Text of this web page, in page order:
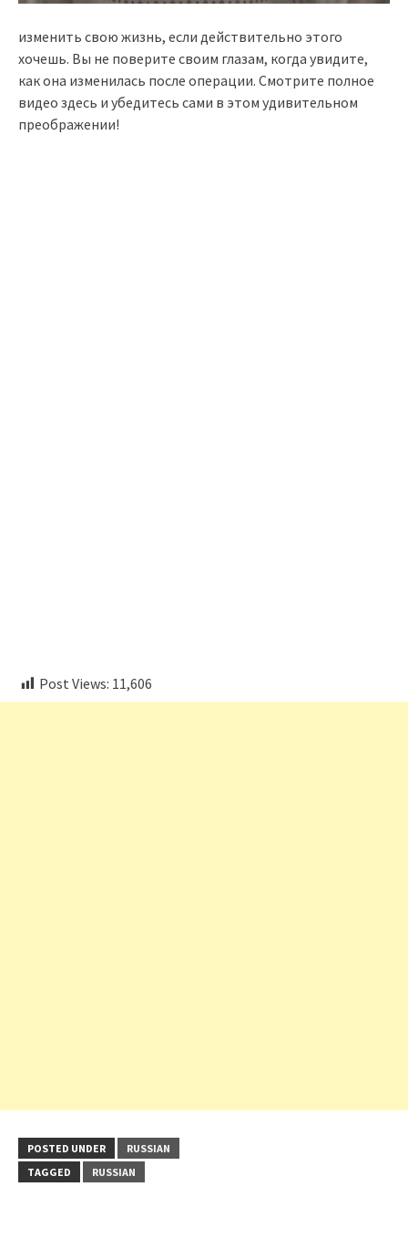
изменить свою жизнь, если действительно этого
хочешь. Вы не поверите своим глазам, когда увидите,
как она изменилась после операции. Смотрите полное
видео здесь и убедитесь сами в этом удивительном
преображении!
Post Views: 11,606
POSTED UNDER
RUSSIAN
TAGGED
RUSSIAN